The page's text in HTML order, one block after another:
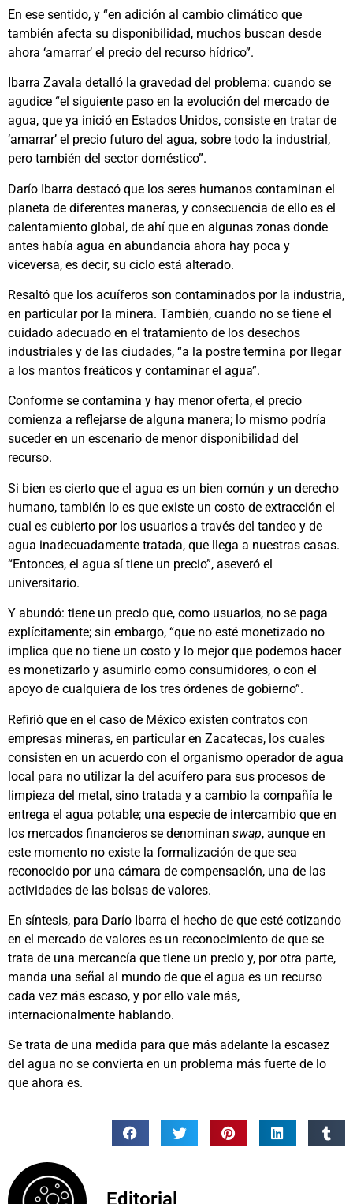
En ese sentido, y “en adición al cambio climático que
también afecta su disponibilidad, muchos buscan desde
ahora ‘amarrar’ el precio del recurso hídrico”.
Ibarra Zavala detalló la gravedad del problema: cuando se
agudice “el siguiente paso en la evolución del mercado de
agua, que ya inició en Estados Unidos, consiste en tratar de
‘amarrar’ el precio futuro del agua, sobre todo la industrial,
pero también del sector doméstico”.
Darío Ibarra destacó que los seres humanos contaminan el
planeta de diferentes maneras, y consecuencia de ello es el
calentamiento global, de ahí que en algunas zonas donde
antes había agua en abundancia ahora hay poca y
viceversa, es decir, su ciclo está alterado.
Resaltó que los acuíferos son contaminados por la industria,
en particular por la minera. También, cuando no se tiene el
cuidado adecuado en el tratamiento de los desechos
industriales y de las ciudades, “a la postre termina por llegar
a los mantos freáticos y contaminar el agua”.
Conforme se contamina y hay menor oferta, el precio
comienza a reflejarse de alguna manera; lo mismo podría
suceder en un escenario de menor disponibilidad del
recurso.
Si bien es cierto que el agua es un bien común y un derecho
humano, también lo es que existe un costo de extracción el
cual es cubierto por los usuarios a través del tandeo y de
agua inadecuadamente tratada, que llega a nuestras casas.
“Entonces, el agua sí tiene un precio”, aseveró el
universitario.
Y abundó: tiene un precio que, como usuarios, no se paga
explícitamente; sin embargo, “que no esté monetizado no
implica que no tiene un costo y lo mejor que podemos hacer
es monetizarlo y asumirlo como consumidores, o con el
apoyo de cualquiera de los tres órdenes de gobierno”.
Refirió que en el caso de México existen contratos con
empresas mineras, en particular en Zacatecas, los cuales
consisten en un acuerdo con el organismo operador de agua
local para no utilizar la del acuífero para sus procesos de
limpieza del metal, sino tratada y a cambio la compañía le
entrega el agua potable; una especie de intercambio que en
los mercados financieros se denominan swap, aunque en
este momento no existe la formalización de que sea
reconocido por una cámara de compensación, una de las
actividades de las bolsas de valores.
En síntesis, para Darío Ibarra el hecho de que esté cotizando
en el mercado de valores es un reconocimiento de que se
trata de una mercancía que tiene un precio y, por otra parte,
manda una señal al mundo de que el agua es un recurso
cada vez más escaso, y por ello vale más,
internacionalmente hablando.
Se trata de una medida para que más adelante la escasez
del agua no se convierta en un problema más fuerte de lo
que ahora es.
Editorial